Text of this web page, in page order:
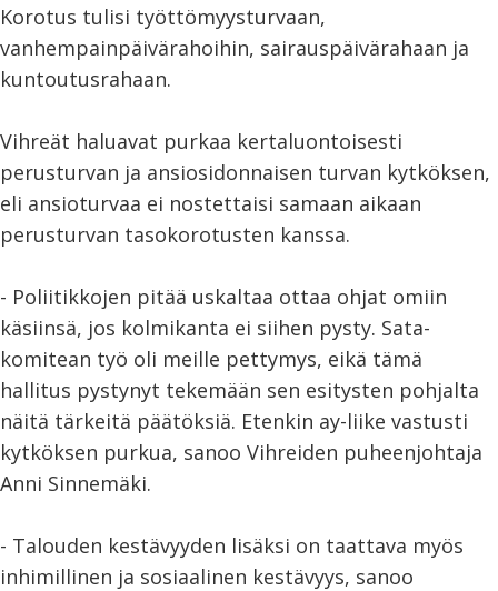
Korotus tulisi työttömyysturvaan,
vanhempainpäivärahoihin, sairauspäivärahaan ja
kuntoutusrahaan.
Vihreät haluavat purkaa kertaluontoisesti
perusturvan ja ansiosidonnaisen turvan kytköksen,
eli ansioturvaa ei nostettaisi samaan aikaan
perusturvan tasokorotusten kanssa.
- Poliitikkojen pitää uskaltaa ottaa ohjat omiin
käsiinsä, jos kolmikanta ei siihen pysty. Sata-
komitean työ oli meille pettymys, eikä tämä
hallitus pystynyt tekemään sen esitysten pohjalta
näitä tärkeitä päätöksiä. Etenkin ay-liike vastusti
kytköksen purkua, sanoo Vihreiden puheenjohtaja
Anni Sinnemäki.
- Talouden kestävyyden lisäksi on taattava myös
inhimillinen ja sosiaalinen kestävyys, sanoo